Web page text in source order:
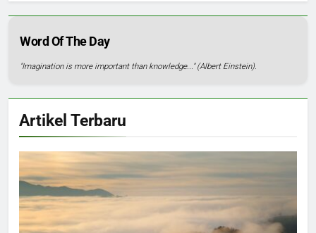
Word Of The Day
"Imagination is more important than knowledge..." (Albert Einstein).
Artikel Terbaru